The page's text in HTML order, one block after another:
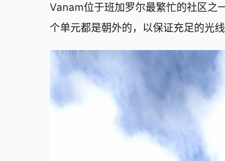
Vanam位于班加罗尔最繁忙的社区之
个单元都是朝外的，以保证充足的光线